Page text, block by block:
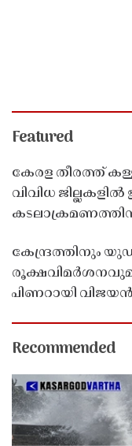
Featured
കേരള തീരത്ത്
വിവിധ
കേന്ദ്രത്തിനും
പിണറായി വിജയൻ
Recommended